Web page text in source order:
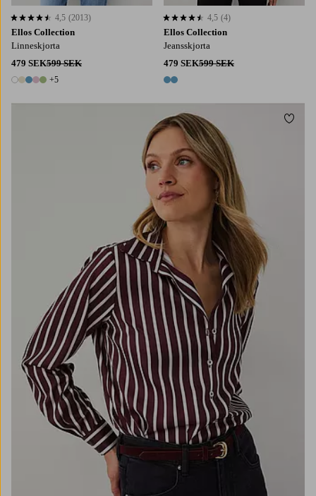
Ellos Collection
Linneskjorta
479 SEK599 SEK
10 färger
+5
4,5 baserat på 2013 st betyg
4,5 (2013)
Ellos Collection
Jeansskjorta
479 SEK599 SEK
2 färger
4,5 baserat på 4 st betyg
4,5 (4)